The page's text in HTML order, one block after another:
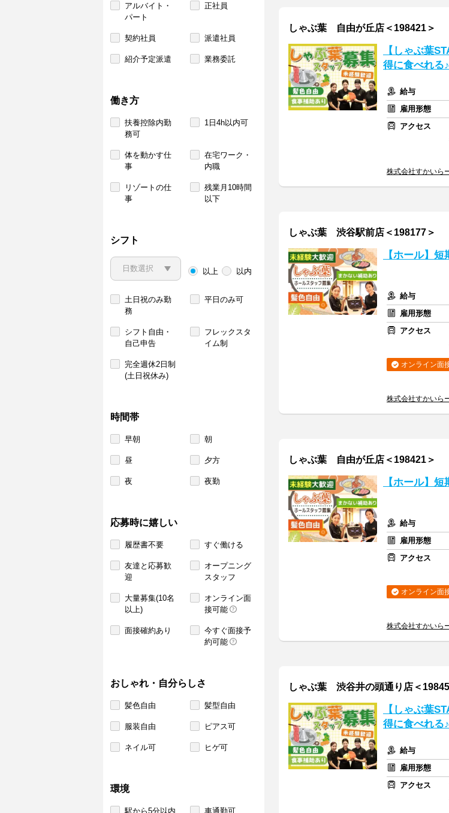
アルバイト・
パート
正社員
契約社員 派遣社員
紹介予定派遣 業務委託
働き方
扶養控除内勤
務可
1日4h以内可
体を動かす仕
事
在宅ワーク・
内職
リゾートの仕
事
残業月10時間
以下
シフト
以上 以内
土日祝のみ勤
務
平日のみ可
シフト自由・
自己申告
フレックスタ
イム制
完全週休2日制
(土日祝休み)
時間帯
早朝 朝
昼 夕方
夜 夜勤
応募時に嬉しい
履歴書不要 すぐ働ける
友達と応募歓
迎
オープニング
スタッフ
大量募集(10名
以上)
オンライン面
接可能
面接確約あり
今すぐ面接予
約可能
おしゃれ・自分らしさ
髪色自由 髪型自由
服装自由 ピアス可
ネイル可 ヒゲ可
環境
駅から5分以内 車通勤可
しゃぶ葉 自由が丘店＜198421＞
【しゃぶ葉
得に食べれる
給与
雇用形態
アクセス
株式会社すかいら
しゃぶ葉 渋谷駅前店＜198177＞
【ホール】
給与
雇用形態
アクセス
オンライン面
株式会社すかいら
しゃぶ葉 自由が丘店＜198421＞
【ホール】
給与
雇用形態
アクセス
オンライン面
株式会社すかいら
しゃぶ葉 渋谷井の頭通り店＜
【しゃぶ葉
得に食べれる
給与
雇用形態
アクセス